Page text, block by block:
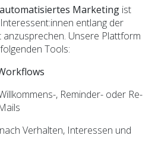
automatisiertes Marketing ist
entlang der
anzusprechen. Unsere Plattform
Tools:
, Reminder- oder Re-
Verhalten, Interessen und